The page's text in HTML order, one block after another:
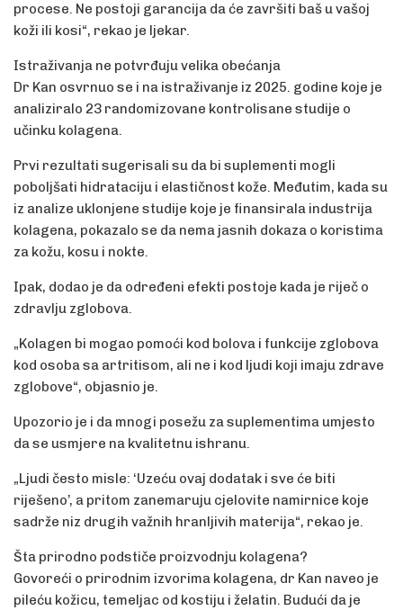
procese. Ne postoji garancija da će završiti baš u vašoj
koži ili kosi“, rekao je ljekar.
Istraživanja ne potvrđuju velika obećanja
Dr Kan osvrnuo se i na istraživanje iz 2025. godine koje je
analiziralo 23 randomizovane kontrolisane studije o
učinku kolagena.
Prvi rezultati sugerisali su da bi suplementi mogli
poboljšati hidrataciju i elastičnost kože. Međutim, kada su
iz analize uklonjene studije koje je finansirala industrija
kolagena, pokazalo se da nema jasnih dokaza o koristima
za kožu, kosu i nokte.
Ipak, dodao je da određeni efekti postoje kada je riječ o
zdravlju zglobova.
„Kolagen bi mogao pomoći kod bolova i funkcije zglobova
kod osoba sa artritisom, ali ne i kod ljudi koji imaju zdrave
zglobove“, objasnio je.
Upozorio je i da mnogi posežu za suplementima umjesto
da se usmjere na kvalitetnu ishranu.
„Ljudi često misle: ‘Uzeću ovaj dodatak i sve će biti
riješeno’, a pritom zanemaruju cjelovite namirnice koje
sadrže niz drugih važnih hranljivih materija“, rekao je.
Šta prirodno podstiče proizvodnju kolagena?
Govoreći o prirodnim izvorima kolagena, dr Kan naveo je
pileću kožicu, temeljac od kostiju i želatin. Budući da je